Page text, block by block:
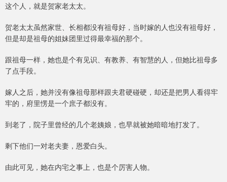
这个人，就是贺家老太太。
贺老太太虽然家世、长相都没有祖母好，当时嫁的人也没有祖母好，
但是却是祖母的姐妹团里过得最幸福的那个。
跟祖母一样，她也是个有见识、有教养、有智慧的人，但她比祖母多
了点手段。
嫁人之后，她并没有像祖母那样跟夫君硬碰硬，却还是把男人看得牢
牢的，府里愣是一个庶子都没有。
到老了，院子里曾经的几个老姨娘，也早就被她暗暗地打发了。
剩下他们一对老夫妻，恩爱白头。
由此可见，她在内宅之事上，也是个厉害人物。